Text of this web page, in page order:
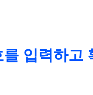
입력하고